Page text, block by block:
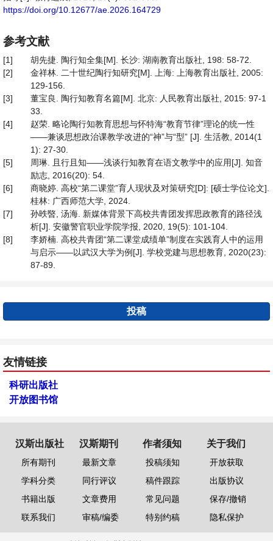
https://doi.org/10.12677/ae.2026.164729
参考文献
[1]
胡先捷. 陶行知全集[M]. 长沙: 湖南教育出版社, 198: 58-72.
[2]
金祥林. 二十世纪陶行知研究[M]. 上海: 上海教育出版社, 2005:
129-156.
[3]
董宝良. 陶行知教育名篇[M]. 北京: 人民教育出版社, 2015: 97-1
33.
[4]
赵荣. 略论陶行知教育思想与怀特海“教育节律”理论的统一性
——兼谈思想政治课教学改进的“神”与“型” [J]. 生活教, 2014(1
1): 27-30.
[5]
周琳. 且行且知——浅谈行知教育在语文教学中的应用[J]. 知音
励志, 2016(20): 54.
[6]
商晓婷. 高校“第二课堂”育人现状及对策研究[D]: [硕士学位论文].
桂林: 广西师范大学, 2024.
[7]
孙昳暋, 汤海. 新媒体背景下高校共青团发挥思政教育的路径浅
析[J]. 安徽警官职业学院学报, 2020, 19(5): 101-104.
[8]
李娇楠. 高校共青团“第二课堂成绩单”制度在实践育人中的运用
与启示——以武汉大学为例[J]. 学校党建与思想教育, 2020(23):
87-89.
投稿
友情链接
科研出版社
开放图书馆
汉斯出版社
所有期刊
学科分类
书籍出版
联系我们
汉斯期刊
最新文章
同行评议
文章费用
审稿/编委
作者须知
投稿须知
稿件跟踪
常见问题
特别约稿
关于我们
开放获取
出版协议
保存/撤销
隐私保护